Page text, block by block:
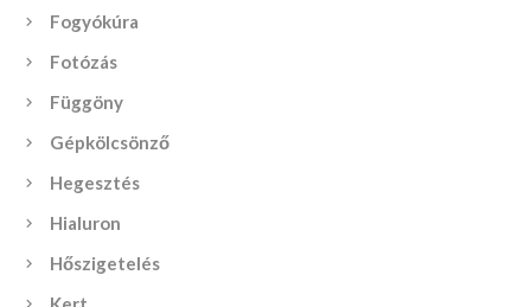
Fogyókúra
Fotózás
Függöny
Gépkölcsönző
Hegesztés
Hialuron
Hőszigetelés